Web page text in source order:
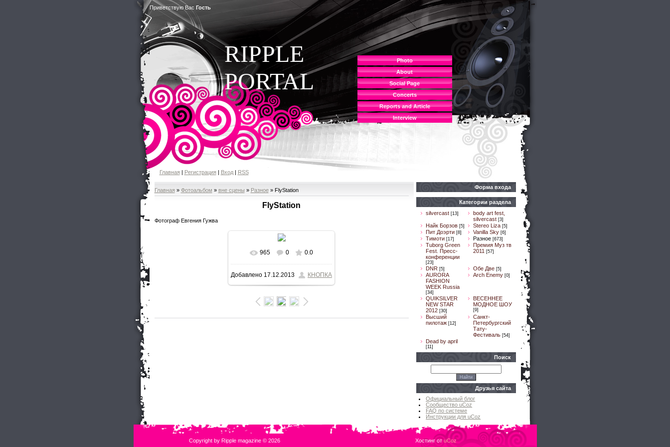
Приветствую Вас Гость
Photo
About
Social Page
Concerts
Reports and Article
Interview
RIPPLE
PORTAL
Главная| Регистрация| Вход| RSS
Главная » Фотоальбом » вне сцены » Разное» FlyStation
FlyStation
Фотограф Евгения Гужва
В реальном размере
800x533/ 103.7Kb
965 0 0.0
Добавлено 17.12.2013 КНОПКА
Форма входа
Категории раздела
silvercast [13]
body art fest,
silvercast [3]
Найк Борзов [5] Stereo Liza [5]
Пит Доэрти [8] Vanilla Sky [6]
Тимоти [17] Разное [673]
Tuborg Green
Fest. Пресс-
конференции
[23]
Премия Муз тв
2011 [57]
DNR [5] Обе Две [5]
AURORA
FASHION
WEEK Russia
[34]
Arch Enemy [0]
QUIKSILVER
NEW STAR
2012 [30]
ВЕСЕННЕЕ
МОДНОЕ ШОУ
[9]
Высший
пилотаж [12]
Санкт-
Петербургский
Тату-
Фестиваль [54]
Dead by april
[11]
Поиск
Друзья сайта
Официальный блог
Сообщество uCoz
FAQ по системе
Инструкции для uCoz
Copyright by Ripple magazine © 2026 Хостинг отuCoz